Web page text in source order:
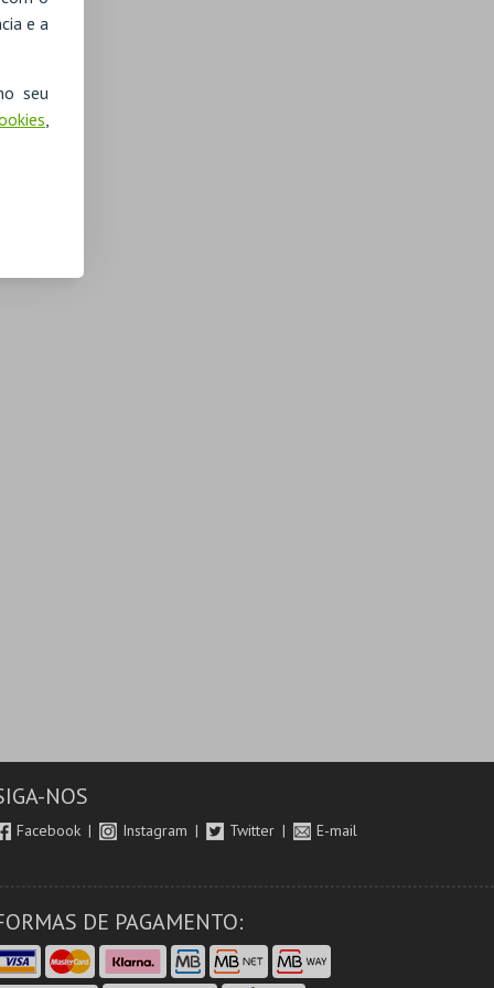
e a
seu
NOS
Facebook Instagram Twitter E-mail
DE PAGAMENTO: